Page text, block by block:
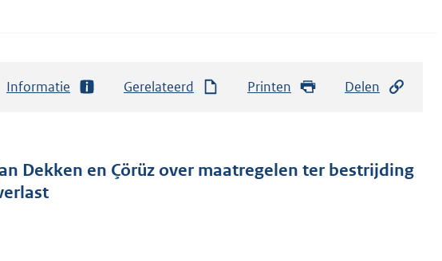
Informatie Gerelateerd Printen Delen
Dekken en Çörüz over maatregelen ter bestrijding